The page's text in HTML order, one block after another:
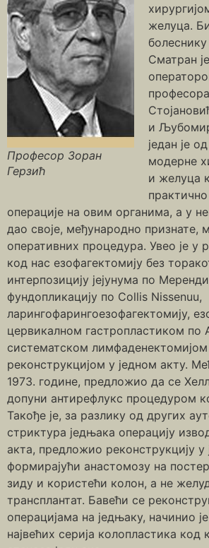
Професор Зоран
Герзић
желуца.
Сматран
и
један је
модерне
и желуца
операције на овим органима, а у
дао своје, међународно признате,
оперативних процедура. Увео је у
код нас езофагектомију без
интерпозицију јејунума по
фундопликацију по Collis Nissenuu,
ларингофарингоезофагектомију,
цервикалном гастропластиком по
систематском
реконструкцијом у једном акту.
1973. године, предложио да се
допуни антирефлукс процедуром
Такође је, за разлику од других
стриктура једњака операцију
акта, предложио реконструкцију у
формирајући анастомозу на
зиду и користећи колон, а не
трансплантат. Бавећи се
операцијама на једњаку, начинио
највећих серија колопластика код